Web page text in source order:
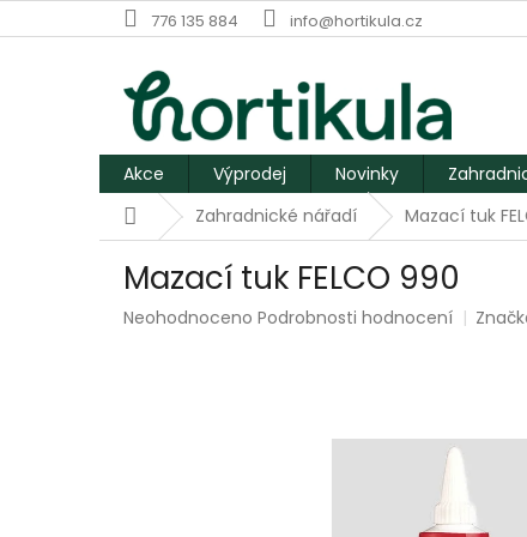
na
776 135 884 info@hortikula.cz
Akce Výprodej Novinky
DomůZahradnické nářadí Mazací tuk
Mazací tuk FELCO 990
Průměrné
Neohodnoceno Podrobnosti hodnocení